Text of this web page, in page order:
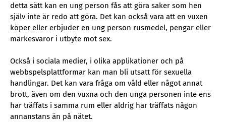
detta sätt kan en ung person fås att göra saker som hen
själv inte är redo att göra. Det kan också vara att en vuxen
köper eller erbjuder en ung person rusmedel, pengar eller
märkesvaror i utbyte mot sex.
Också i sociala medier, i olika applikationer och på
webbspelsplattformar kan man bli utsatt för sexuella
handlingar. Det kan vara fråga om våld eller något annat
brott, även om den vuxna och den unga personen inte ens
har träffats i samma rum eller aldrig har träffats någon
annanstans än på nätet.